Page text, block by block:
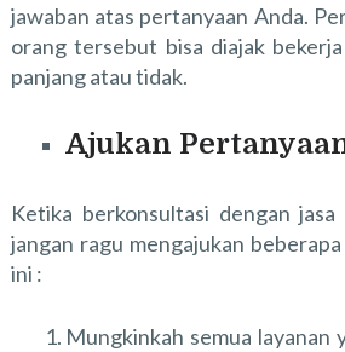
jawaban atas pertanyaan Anda.
orang tersebut bisa diajak
panjang atau tidak.
Ajukan
Ketika berkonsultasi dengan
jangan ragu mengajukan
ini :
Mungkinkah semua layanan